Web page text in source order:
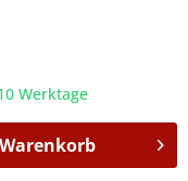
Werktage
Warenkorb